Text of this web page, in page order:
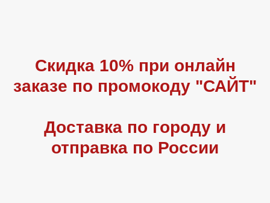
Скидка 10% при онлайн
заказе по промокоду "САЙТ"
Доставка по городу и
отправка по России